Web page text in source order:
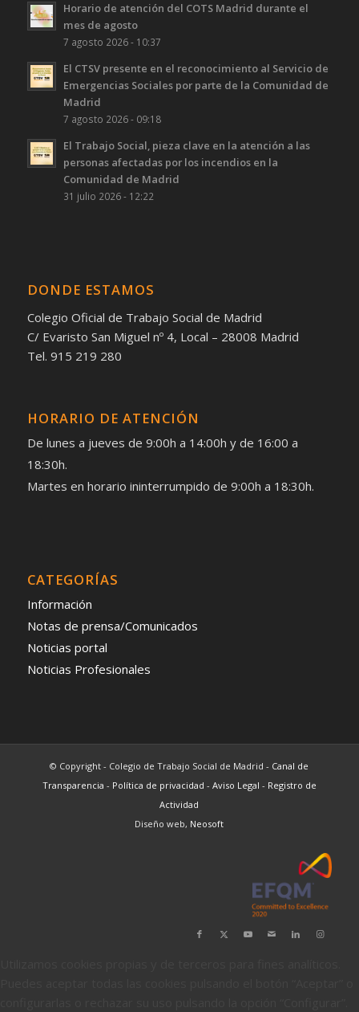
Horario de atención del COTS Madrid durante el
mes de agosto
7 agosto 2026 - 10:37
El CTSV presente en el reconocimiento al Servicio de
Emergencias Sociales por parte de la Comunidad de
Madrid
7 agosto 2026 - 09:18
El Trabajo Social, pieza clave en la atención a las
personas afectadas por los incendios en la
Comunidad de Madrid
31 julio 2026 - 12:22
DONDE ESTAMOS
Colegio Oficial de Trabajo Social de Madrid
C/ Evaristo San Miguel nº 4, Local – 28008 Madrid
Tel. 915 219 280
HORARIO DE ATENCIÓN
De lunes a jueves de 9:00h a 14:00h y de 16:00 a
18:30h.
Martes en horario ininterrumpido de 9:00h a 18:30h.
CATEGORÍAS
Información
Notas de prensa/Comunicados
Noticias portal
Noticias Profesionales
© Copyright - Colegio de Trabajo Social de Madrid - Canal de
Transparencia - Política de privacidad - Aviso Legal - Registro de
Actividad
Diseño web, Neosoft